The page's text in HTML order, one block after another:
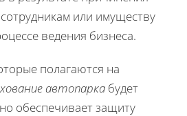
или имуществу
ведения бизнеса.
полагаются на
автопарка будет
обеспечивает защиту